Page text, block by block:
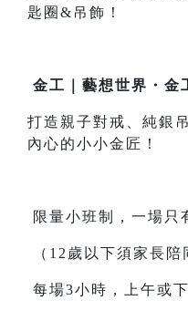
匙圈&吊飾！
金工｜藝想世界・金
打造親子對戒、純銀
內心的小小金匠！
限量小班制，一場只
（12歲以下須家長陪
每場3小時，上午或